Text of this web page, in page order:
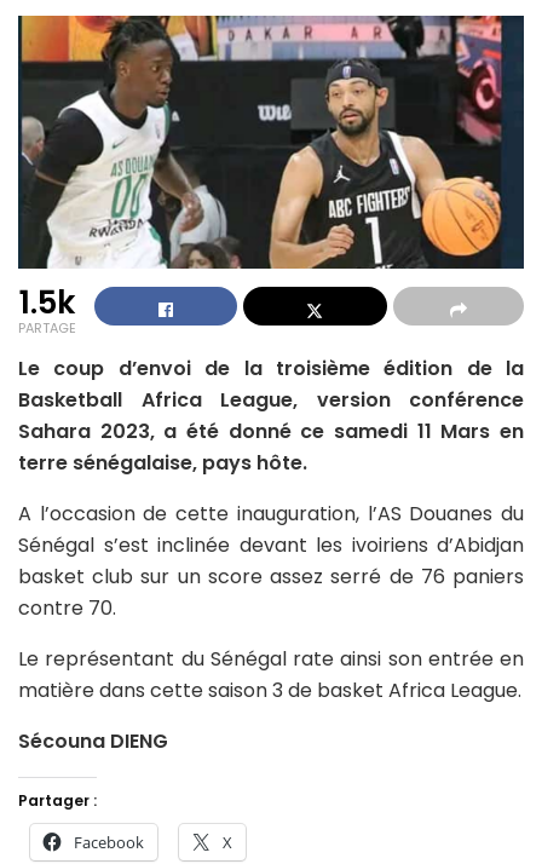
1.5k
PARTAGE
Le coup d’envoi de la troisième édition de la
Basketball Africa League, version conférence
Sahara 2023, a été donné ce samedi 11 Mars en
terre sénégalaise, pays hôte.
A l’occasion de cette inauguration, l’AS Douanes du
Sénégal s’est inclinée devant les ivoiriens d’Abidjan
basket club sur un score assez serré de 76 paniers
contre 70.
Le représentant du Sénégal rate ainsi son entrée en
matière dans cette saison 3 de basket Africa League.
Sécouna DIENG
Partager :
Facebook X